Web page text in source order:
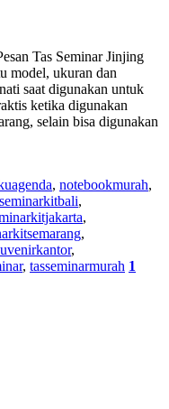
Tas Seminar Jinjing
model, ukuran dan
saat digunakan untuk
ketika digunakan
selain bisa digunakan
, notebookmurah,
seminarkitbali,
,
,
,
, tasseminarmurah 1